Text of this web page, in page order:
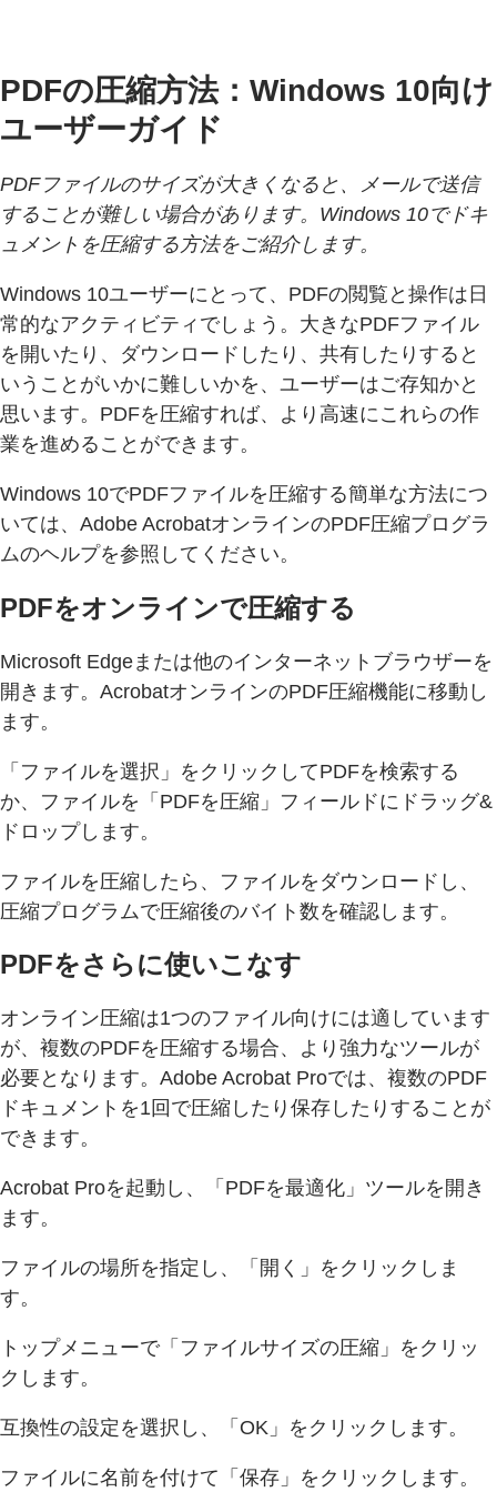
PDFの圧縮方法：Windows 10向け
ユーザーガイド
PDFファイルのサイズが大きくなると、メールで送信
することが難しい場合があります。Windows 10でドキ
ュメントを圧縮する方法をご紹介します。
Windows 10ユーザーにとって、PDFの閲覧と操作は日
常的なアクティビティでしょう。大きなPDFファイル
を開いたり、ダウンロードしたり、共有したりすると
いうことがいかに難しいかを、ユーザーはご存知かと
思います。PDFを圧縮すれば、より高速にこれらの作
業を進めることができます。
Windows 10でPDFファイルを圧縮する簡単な方法につ
いては、Adobe AcrobatオンラインのPDF圧縮プログラ
ムのヘルプを参照してください。
PDFをオンラインで圧縮する
Microsoft Edgeまたは他のインターネットブラウザーを
開きます。AcrobatオンラインのPDF圧縮機能に移動し
ます。
「ファイルを選択」をクリックしてPDFを検索する
か、ファイルを「PDFを圧縮」フィールドにドラッグ&
ドロップします。
ファイルを圧縮したら、ファイルをダウンロードし、
圧縮プログラムで圧縮後のバイト数を確認します。
PDFをさらに使いこなす
オンライン圧縮は1つのファイル向けには適しています
が、複数のPDFを圧縮する場合、より強力なツールが
必要となります。Adobe Acrobat Proでは、複数のPDF
ドキュメントを1回で圧縮したり保存したりすることが
できます。
Acrobat Proを起動し、「PDFを最適化」ツールを開き
ます。
ファイルの場所を指定し、「開く」をクリックしま
す。
トップメニューで「ファイルサイズの圧縮」をクリッ
クします。
互換性の設定を選択し、「OK」をクリックします。
ファイルに名前を付けて「保存」をクリックします。